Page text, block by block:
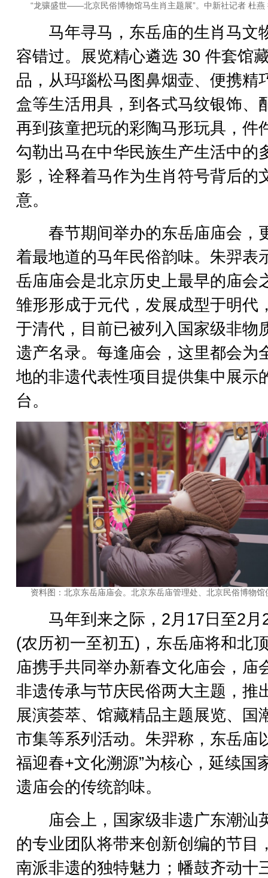
“龙骧盛世——北京民俗博物馆马生肖主题展”。中新社记者 杜燕
马年寻马，东岳庙的生肖马文
容错过。展览精心遴选 30 件套馆
品，从玛瑙松马图鼻烟壶、便携精
盒等生活用具，到各式马纹银饰、
再到孩童把玩的彩陶马形玩具，件
勾勒出马在中华民族生产生活中的
影，诠释着马作为生肖符号背后的
意。
春节期间举办的东岳庙庙会，
着最地道的马年民俗韵味。朱羿表
岳庙庙会是北京历史上最早的庙会
雏形形成于元代，发展成型于明代
于清代，目前已被列入国家级非物
遗产名录。每逢庙会，这里都会为
地的非遗代表性项目提供集中展示
台。
资料图：北京东岳庙庙会。北京东岳庙管理处、北京民俗博物馆
马年到来之际，2月17日至2月
(农历初一至初五)，东岳庙将和北
庙携手共同举办新春文化庙会，庙
非遗传承与节庆民俗两大主题，推
展演荟萃、馆藏精品主题展览、国
市集等系列活动。朱羿称，东岳庙
福迎春+文化溯源”为核心，延续国
遗庙会的传统韵味。
庙会上，国家级非遗广东潮汕
的专业团队将带来创新创编的节目
南派非遗的独特魅力；幡鼓齐动十